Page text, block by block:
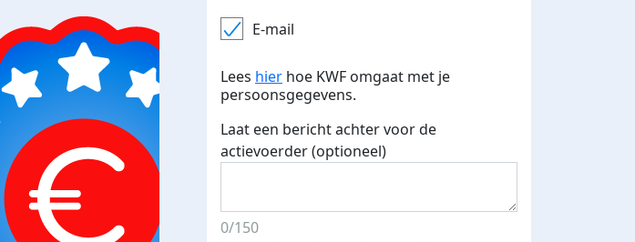
E-mail
Lees hier hoe KWF omgaat met je
persoonsgegevens.
Laat een bericht achter voor de
actievoerder (optioneel)
0/150